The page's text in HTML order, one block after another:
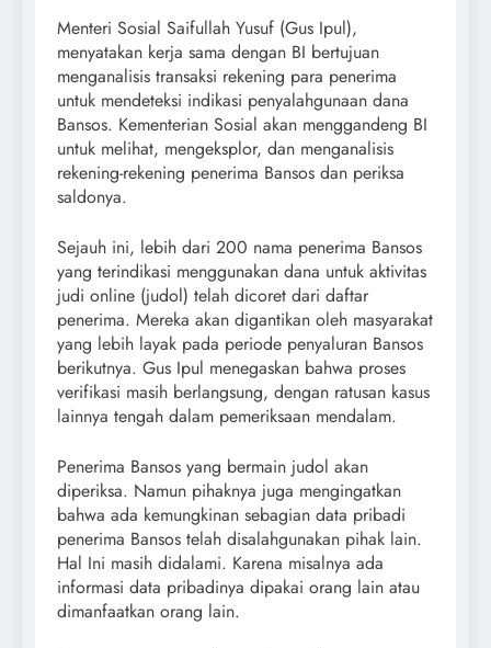
Menteri Sosial Saifullah Yusuf (Gus Ipul),
menyatakan kerja sama dengan BI bertujuan
menganalisis transaksi rekening para penerima
untuk mendeteksi indikasi penyalahgunaan dana
Bansos. Kementerian Sosial akan menggandeng BI
untuk melihat, mengeksplor, dan menganalisis
rekening-rekening penerima Bansos dan periksa
saldonya.
Sejauh ini, lebih dari 200 nama penerima Bansos
yang terindikasi menggunakan dana untuk aktivitas
judi online (judol) telah dicoret dari daftar
penerima. Mereka akan digantikan oleh masyarakat
yang lebih layak pada periode penyaluran Bansos
berikutnya. Gus Ipul menegaskan bahwa proses
verifikasi masih berlangsung, dengan ratusan kasus
lainnya tengah dalam pemeriksaan mendalam.
Penerima Bansos yang bermain judol akan
diperiksa. Namun pihaknya juga mengingatkan
bahwa ada kemungkinan sebagian data pribadi
penerima Bansos telah disalahgunakan pihak lain.
Hal Ini masih didalami. Karena misalnya ada
informasi data pribadinya dipakai orang lain atau
dimanfaatkan orang lain.